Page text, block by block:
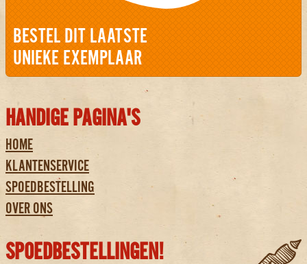
BESTEL DIT LAATSTE
UNIEKE EXEMPLAAR
HANDIGE PAGINA'S
HOME
KLANTENSERVICE
SPOEDBESTELLING
OVER ONS
SPOEDBESTELLINGEN!